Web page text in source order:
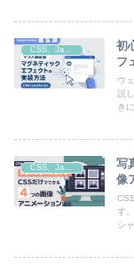
CSS、JavaScript
初
フ
ウ
説
き
CSS、JavaScript
写
像
す
シ